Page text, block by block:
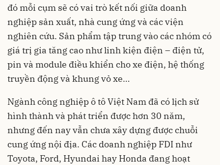
đó mỗi cụm sẽ có vai trò kết nối giữa doanh
nghiệp sản xuất, nhà cung ứng và các viện
nghiên cứu. Sản phẩm tập trung vào các nhóm có
giá trị gia tăng cao như linh kiện điện – điện tử,
pin và module điều khiển cho xe điện, hệ thống
truyền động và khung vỏ xe…
Ngành công nghiệp ô tô Việt Nam đã có lịch sử
hình thành và phát triển được hơn 30 năm,
nhưng đến nay vẫn chưa xây dựng được chuỗi
cung ứng nội địa. Các doanh nghiệp FDI như
Toyota, Ford, Hyundai hay Honda đang hoạt